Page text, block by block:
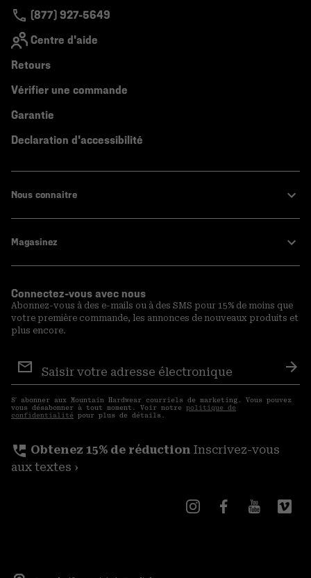
(877) 927-5649
Centre d'aide
Retours
Vérifier une commande
Garantie
Declaration d'accessibilité
Nous connaitre
Magasinez
Connectez-vous avec nous
Abonnez-vous à des e-mails ou à des SMS pour 15% de moins que
votre première commande, les annonces de nouveaux produits et
plus encore.
aux
courriels
S′ abonner aux Mountain Hardwear courriels de marketing. Vous pouvez
vous désabonner à tout moment. Voir notre politique de
confidentialité pour plus de détails.
perm_phone_msg Obtenez 15% de réduction Inscrivez-vous
aux textes ›